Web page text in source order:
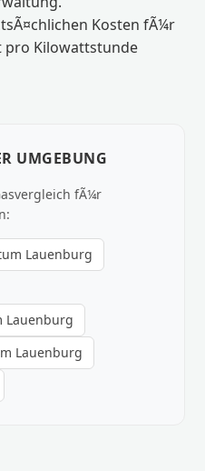
Kosten fÃ¼r
pro Kilowattstunde
UMGEBUNG
fÃ¼r
Lauenburg
Lauenburg
Lauenburg